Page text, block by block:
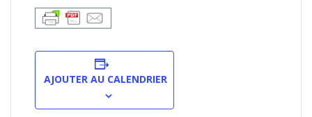
AJOUTER AU CALENDRIER